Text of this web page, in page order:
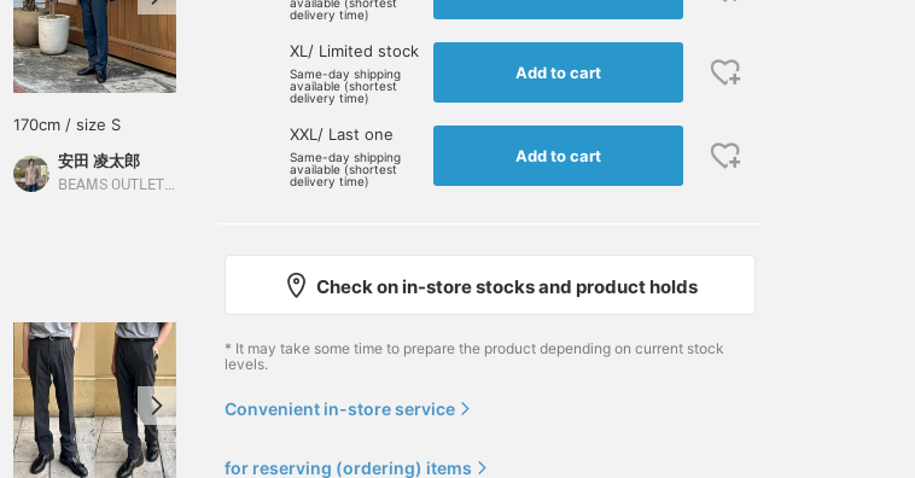
170cm / size S
安田 凌太郎
BEAMS OUTLET Kurashiki
170cm / size S
福田 明弘
BEAMS OUTLET Iruma
170cm / size S
BEAMS HEART
170cm / size S
delivery time)
XL/ Limited stock
Same-day shipping
available (shortest
delivery time)
Add to cart
XXL/ Last one
Same-day shipping
available (shortest
delivery time)
Add to cart
Check on in-store stocks and product holds
* It may take some time to prepare the product depending on current stock
levels.
Convenient in-store service
for reserving (ordering) items